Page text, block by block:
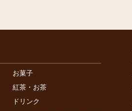
お菓子
紅茶・お茶
ドリンク